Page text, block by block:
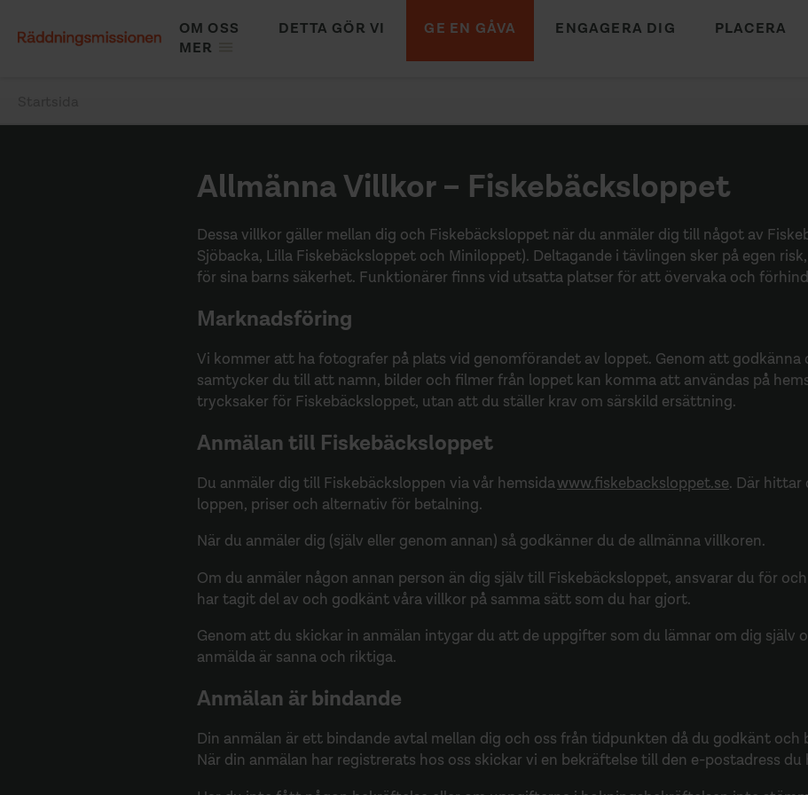
huvudinnehåll
MAIN
OM OSS DETTA GÖR VI GE EN GÅVA ENGAGERA DIG PLACERA
MER
Länkstig
Allmänna Villkor – Fiskebäcksloppet
Dessa villkor gäller mellan dig och Fiskebäcksloppet när du anmäler dig till något av
Sjöbacka, Lilla Fiskebäcksloppet och Miniloppet). Deltagande i tävlingen sker på egen
för sina barns säkerhet. Funktionärer finns vid utsatta platser för att övervaka och
Marknadsföring
Vi kommer att ha fotografer på̊ plats vid genomförandet av loppet. Genom att godkänna
samtycker du till att namn, bilder och filmer från loppet kan komma att användas på̊
trycksaker för Fiskebäcksloppet, utan att du ställer krav om särskild ersättning.
Anmälan till Fiskebäcksloppet
Du anmäler dig till Fiskebäcksloppen via vår hemsidawww.fiskebacksloppet.se. Där hittar
loppen, priser och alternativ för betalning.
När du anmäler dig (själv eller genom annan) så godkänner du de allmänna villkoren.
Om du anmäler någon annan person än dig själv till Fiskebäcksloppet, ansvarar du för
har tagit del av och godkänt våra villkor på̊ samma sätt som du har gjort.
Genom att du skickar in anmälan intygar du att de uppgifter som du lämnar om dig själv
anmälda är sanna och riktiga.
Anmälan är bindande
Din anmälan är ett bindande avtal mellan dig och oss från tidpunkten då du godkänt
När din anmälan har registrerats hos oss skickar vi en bekräftelse till den e-postadress du